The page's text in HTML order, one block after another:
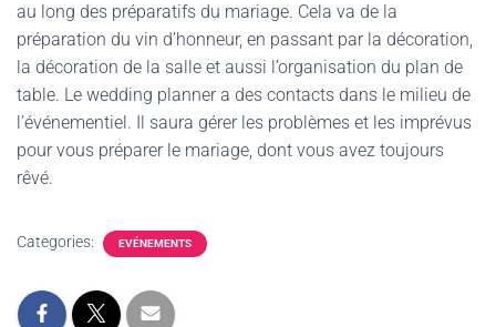
au long des préparatifs du mariage. Cela va de la
préparation du vin d’honneur, en passant par la décoration,
la décoration de la salle et aussi l’organisation du plan de
table. Le wedding planner a des contacts dans le milieu de
l’événementiel. Il saura gérer les problèmes et les imprévus
pour vous préparer le mariage, dont vous avez toujours
rêvé.
Categories: EVÉNEMENTS